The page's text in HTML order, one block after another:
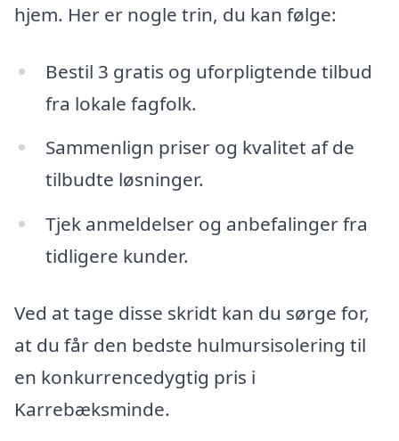
hjem. Her er nogle trin, du kan følge:
Bestil 3 gratis og uforpligtende tilbud
fra lokale fagfolk.
Sammenlign priser og kvalitet af de
tilbudte løsninger.
Tjek anmeldelser og anbefalinger fra
tidligere kunder.
Ved at tage disse skridt kan du sørge for,
at du får den bedste hulmursisolering til
en konkurrencedygtig pris i
Karrebæksminde.